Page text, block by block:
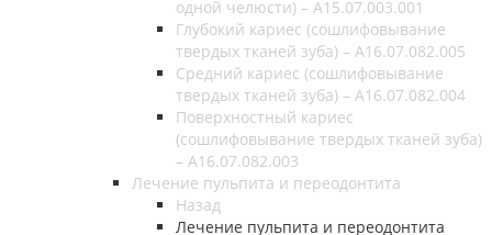
одной челюсти) – A15.07.003.001
Глубокий кариес (сошлифовывание
твердых тканей зуба) – А16.07.082.005
Средний кариес (сошлифовывание
твердых тканей зуба) – А16.07.082.004
Поверхностный кариес
(сошлифовывание твердых тканей зуба)
– А16.07.082.003
Лечение пульпита и переодонтита
Назад
Лечение пульпита и переодонтита